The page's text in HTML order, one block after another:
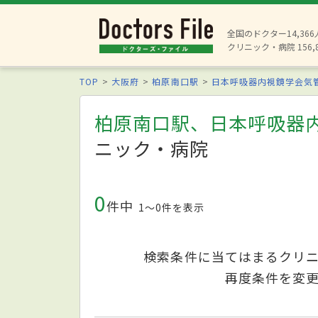
全国のドクター14,366
クリニック・病院
TOP 大阪府 柏原南口駅 日本呼吸器内視鏡学会気
柏原南口駅、日本呼吸器
ニック・病院
0件中 1〜0件を表示
検索条件に当てはまるクリ
再度条件を変